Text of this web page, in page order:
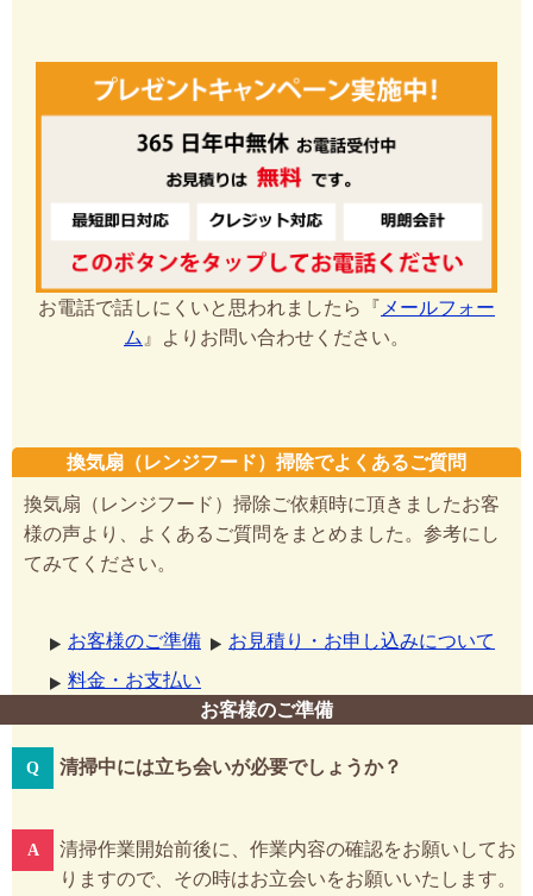
お電話で話しにくいと思われましたら『 メールフォー
ム 』よりお問い合わせください。
換気扇（レンジフード）掃除でよくあるご質問
換気扇（レンジフード）掃除ご依頼時に頂きましたお客
様の声より、よくあるご質問をまとめました。参考にし
てみてください。
お客様のご準備
お見積り・お申し込みについて
料金・お支払い
お客様のご準備
清掃中には立ち会いが必要でしょうか？
清掃作業開始前後に、作業内容の確認をお願いしてお
りますので、その時はお立会いをお願いいたします。